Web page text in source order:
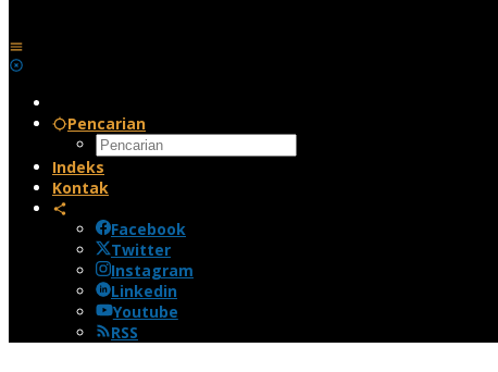
Pencarian
Indeks
Kontak
Facebook
Twitter
Instagram
Linkedin
Youtube
RSS